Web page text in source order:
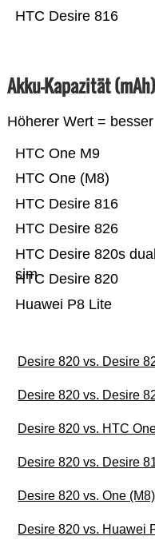
HTC Desire 816
Akku-Kapazität (mAh)
Höherer Wert = besser
Huawei P8 Lite
HTC Desire 820
HTC Desire 820s dual
sim
HTC Desire 826
HTC Desire 816
HTC One (M8)
HTC One M9
Desire 820 vs. Desire
Desire 820 vs. Desire
Desire 820 vs. HTC
Desire 820 vs. Desire
Desire 820 vs. One (M8)
Desire 820 vs. Huawei